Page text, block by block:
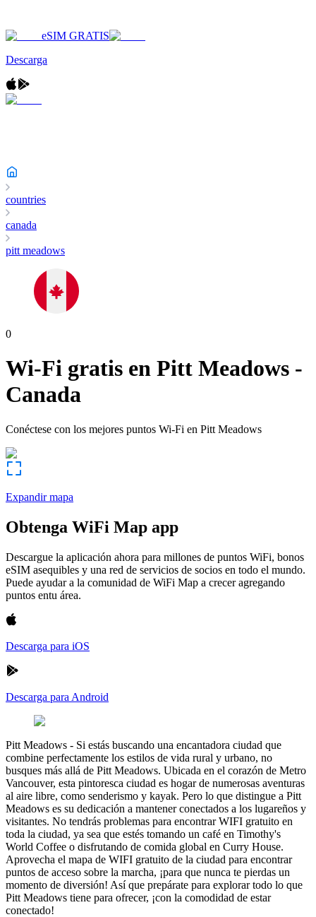
eSIM GRATIS
Descarga
countries
canada
pitt meadows
0
Wi-Fi gratis en Pitt Meadows -
Canada
Conéctese con los mejores puntos Wi-Fi en Pitt Meadows
Expandir mapa
Obtenga WiFi Map app
Descargue la aplicación ahora para millones de puntos WiFi, bonos
eSIM asequibles y una red de servicios de socios en todo el mundo.
Puede ayudar a la comunidad de WiFi Map a crecer agregando
puntos entu área.
Descarga para iOS
Descarga para Android
Pitt Meadows - Si estás buscando una encantadora ciudad que
combine perfectamente los estilos de vida rural y urbano, no
busques más allá de Pitt Meadows. Ubicada en el corazón de Metro
Vancouver, esta pintoresca ciudad es hogar de numerosas aventuras
al aire libre, como senderismo y kayak. Pero lo que distingue a Pitt
Meadows es su dedicación a mantener conectados a los lugareños y
visitantes. No tendrás problemas para encontrar WIFI gratuito en
toda la ciudad, ya sea que estés tomando un café en Timothy's
World Coffee o disfrutando de comida global en Curry House.
Aprovecha el mapa de WIFI gratuito de la ciudad para encontrar
puntos de acceso sobre la marcha, ¡para que nunca te pierdas un
momento de diversión! Así que prepárate para explorar todo lo que
Pitt Meadows tiene para ofrecer, ¡con la comodidad de estar
conectado!